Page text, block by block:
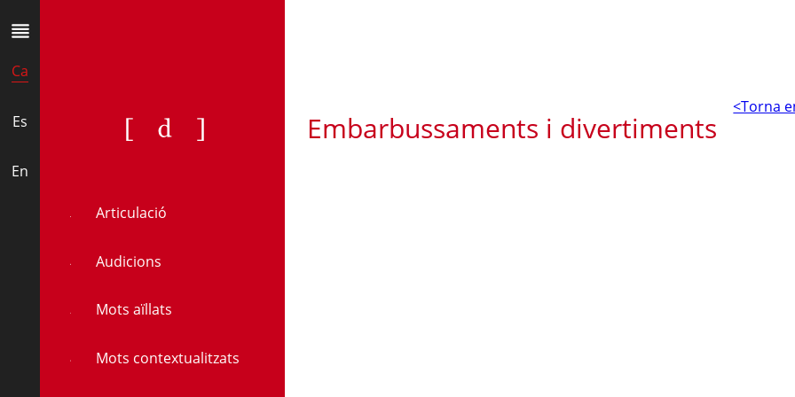
Ca
Es
En
[d]
Articulació
Audicions
Mots aïllats
Mots contextualitzats
Embarbussaments i divertiments
<Torna